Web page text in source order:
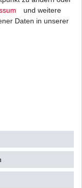
YB10L-A2
YB12AL-A2
und weitere
Daten in unserer